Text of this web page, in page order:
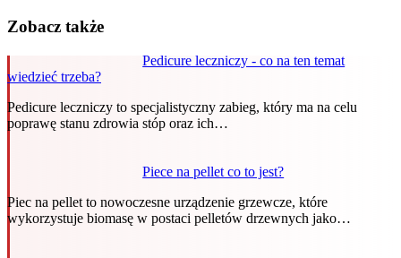
Zobacz także
Pedicure leczniczy - co na ten temat
wiedzieć trzeba?
Pedicure leczniczy to specjalistyczny zabieg, który ma na celu
poprawę stanu zdrowia stóp oraz ich…
Piece na pellet co to jest?
Piec na pellet to nowoczesne urządzenie grzewcze, które
wykorzystuje biomasę w postaci pelletów drzewnych jako…